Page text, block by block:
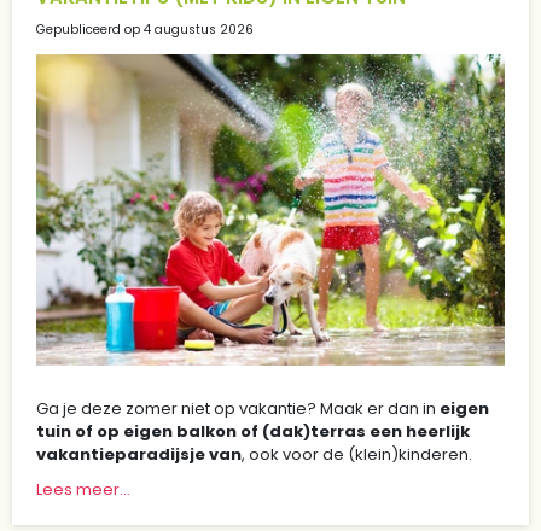
Gepubliceerd op 4 augustus 2026
Ga je deze zomer niet op vakantie? Maak er dan in eigen
tuin of op eigen balkon of (dak)terras een heerlijk
vakantieparadijsje van, ook voor de (klein)kinderen.
Lees meer...